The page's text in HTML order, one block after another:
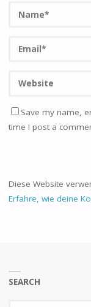
Save my name,
time I post a
Diese Website
Erfahre, wie deine
SEARCH